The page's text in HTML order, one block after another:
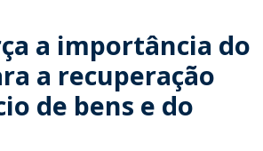
a importância do
a recuperação
de bens e do